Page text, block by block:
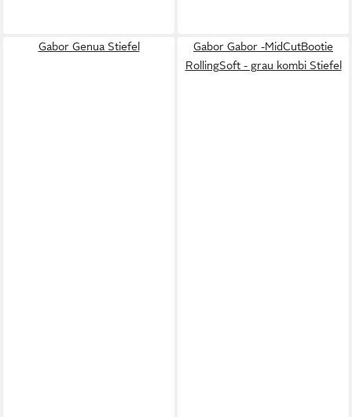
Gabor Genua Stiefel
Gabor Gabor -MidCutBootie
RollingSoft - grau kombi Stiefel